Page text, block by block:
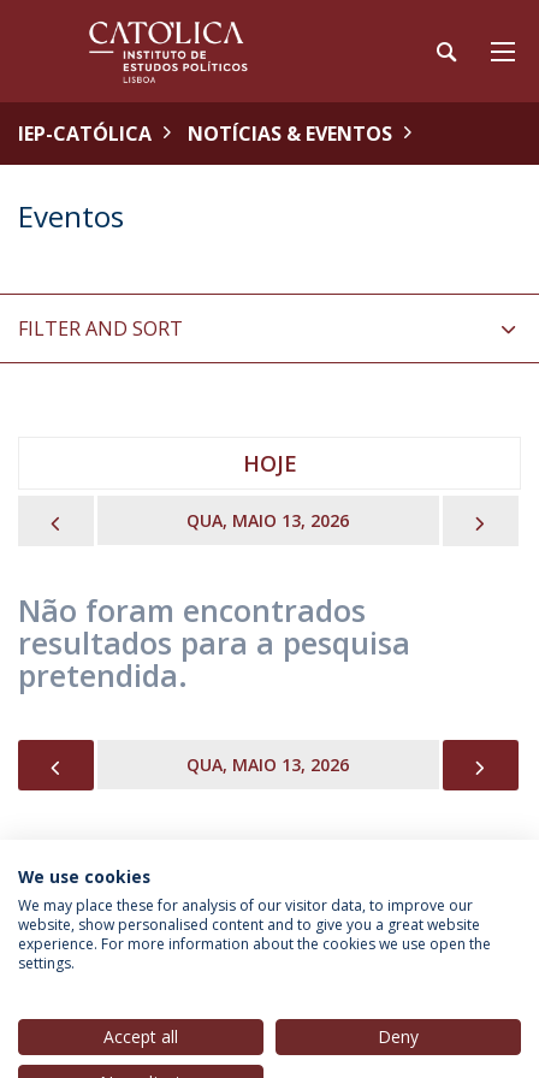
IEP-CATÓLICA NOTÍCIAS & EVENTOS
Eventos
FILTER AND SORT
HOJE
QUA, MAIO 13, 2026
Não foram encontrados
resultados para a pesquisa
pretendida.
QUA, MAIO 13, 2026
INFORMAÇÃO PARA
We use cookies
We may place these for analysis of our visitor data, to improve our
website, show personalised content and to give you a great website
experience. For more information about the cookies we use open the
settings.
Accept all
Deny